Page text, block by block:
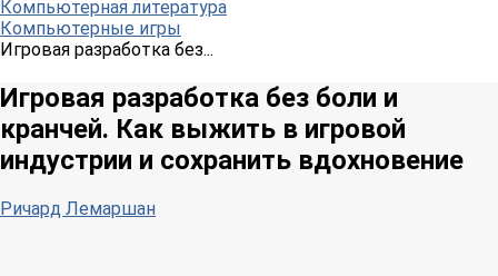
Компьютерная литература
Компьютерные игры
Игровая разработка без...
Игровая разработка без боли и
кранчей. Как выжить в игровой
индустрии и сохранить вдохновение
Ричард Лемаршан